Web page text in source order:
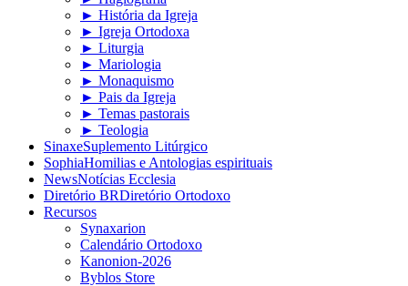
► História da Igreja
► Igreja Ortodoxa
► Liturgia
► Mariologia
► Monaquismo
► Pais da Igreja
► Temas pastorais
► Teologia
SinaxeSuplemento Litúrgico
SophiaHomilias e Antologias espirituais
NewsNotícias Ecclesia
Diretório BRDiretório Ortodoxo
Recursos
Synaxarion
Calendário Ortodoxo
Kanonion-2026
Byblos Store